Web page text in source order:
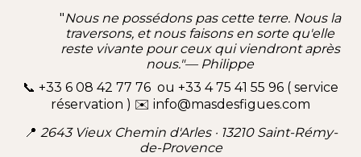
"Nous ne possédons pas cette terre. Nous la
traversons, et nous faisons en sorte qu'elle
reste vivante pour ceux qui viendront après
nous."—Philippe
📞 +33 6 08 42 77 76 ou +33 4 75 41 55 96 ( service
réservation ) ✉️ info@masdesfigues.com
📍 2643 Vieux Chemin d'Arles · 13210 Saint-Rémy-
de-Provence